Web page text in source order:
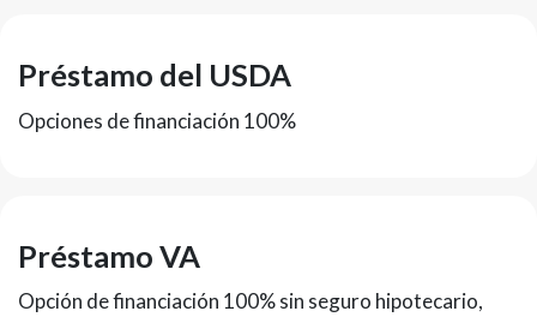
Préstamo del USDA
Opciones de financiación 100%
Préstamo VA
Opción de financiación 100% sin seguro hipotecario,